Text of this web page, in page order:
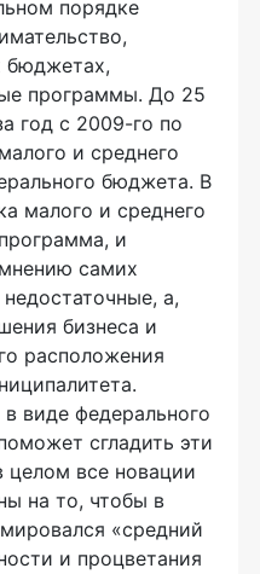
порядке
бюджетах,
программы. До 25
год с 2009-го по
и среднего
бюджета. В
малого и среднего
и
самих
а,
бизнеса и
расположения
виде федерального
сгладить эти
целом все новации
на то, чтобы в
«средний
и процветания